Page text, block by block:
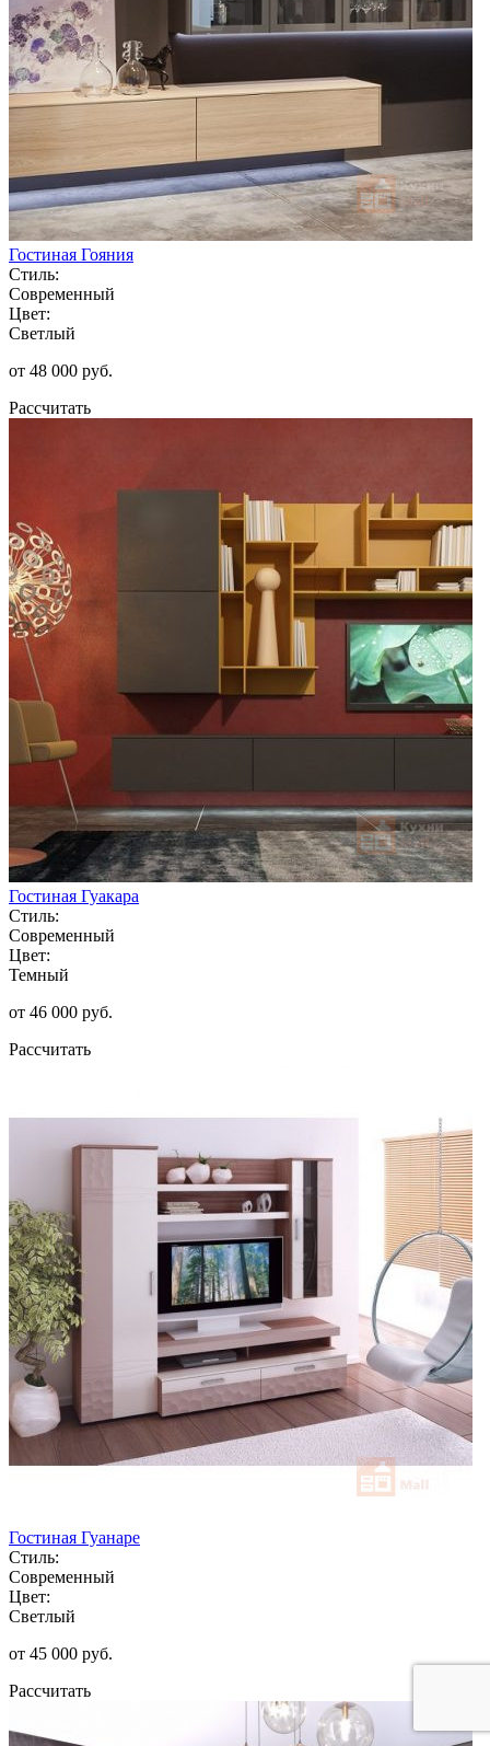
Гостиная Гояния
Стиль:
Современный
Цвет:
Светлый
от 48 000 руб.
Рассчитать
Гостиная Гуакара
Стиль:
Современный
Цвет:
Темный
от 46 000 руб.
Рассчитать
Гостиная Гуанаре
Стиль:
Современный
Цвет:
Светлый
от 45 000 руб.
Рассчитать